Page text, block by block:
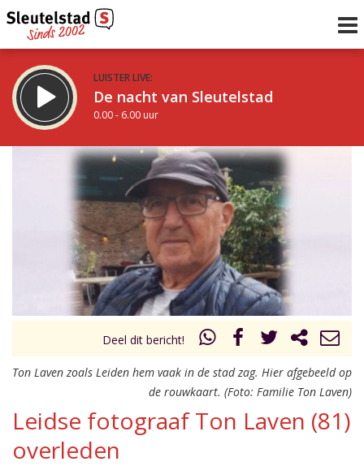
LUISTER LIVE:
De nacht van Sleutelstad
0.00 - 6.00 uur
De ochtend van Sleutelstad
uur 1 van 0
Deel dit bericht!
Ton Laven zoals Leiden hem vaak in de stad zag. Hier afgebeeld op
de rouwkaart. (Foto: Familie Ton Laven)
Leidse fotograaf Ton Laven (81)
overleden